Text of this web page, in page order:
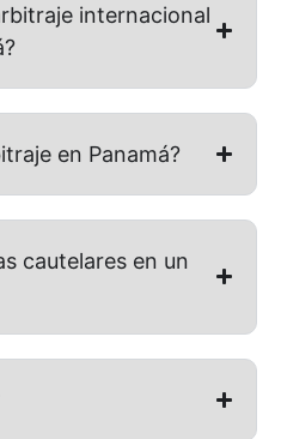
internacional
en Panamá?
cautelares en un